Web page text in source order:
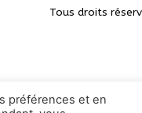
Tous droits
préférences et en